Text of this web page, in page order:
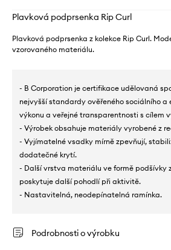
Plavková podprsenka Rip Curl
Plavková podprsenka z kolekce Rip Curl.
vzorovaného materiálu.
- B Corporation je certifikace udělovaná
nejvyšší standardy ověřeného sociálního a
výkonu a veřejné transparentnosti s cílem
- Výrobek obsahuje materiály vyrobené z
- Vyjímatelné vsadky mírně zpevňují,
dodatečné krytí.
- Další vrstva materiálu ve formě podšívky
poskytuje další pohodlí při aktivitě.
- Nastavitelná, neodepínatelná ramínka.
Podrobnosti o výrobku